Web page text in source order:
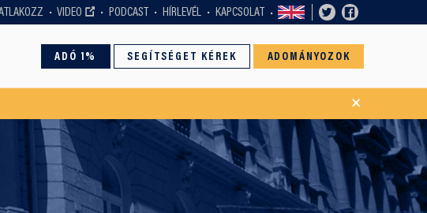
VIDEO PODCAST HÍRLEVÉL KAPCSOLAT
ADÓ 1% SEGÍTSÉGET KÉREK ADOMÁNYOZOK
×